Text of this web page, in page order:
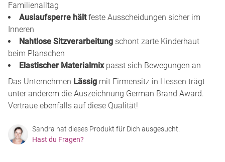
Familienalltag
Auslaufsperre hältfeste Ausscheidungen sicher im
Inneren
Nahtlose Sitzverarbeitung schont zarte Kinderhaut
beim Planschen
Elastischer Materialmixpasst sich Bewegungen an
Das Unternehmen Lässig mit Firmensitz in Hessen trägt
unter anderem die Auszeichnung German Brand Award.
Vertraue ebenfalls auf diese Qualität!
Sandra hat dieses Produkt für Dich ausgesucht.
Hast du Fragen?